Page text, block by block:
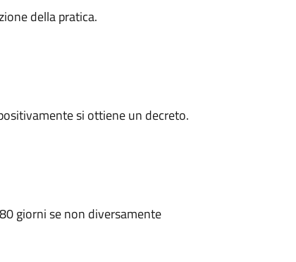
della pratica.
si ottiene un decreto.
giorni se non diversamente